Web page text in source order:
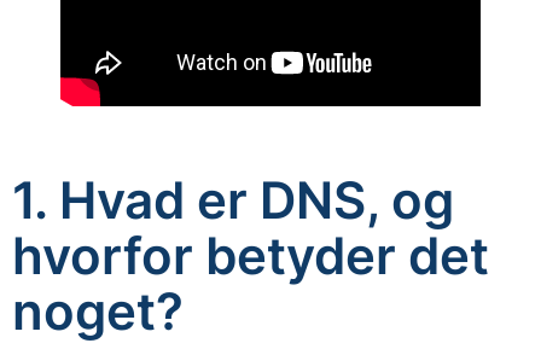
1. Hvad er DNS, og
hvorfor betyder det
noget?